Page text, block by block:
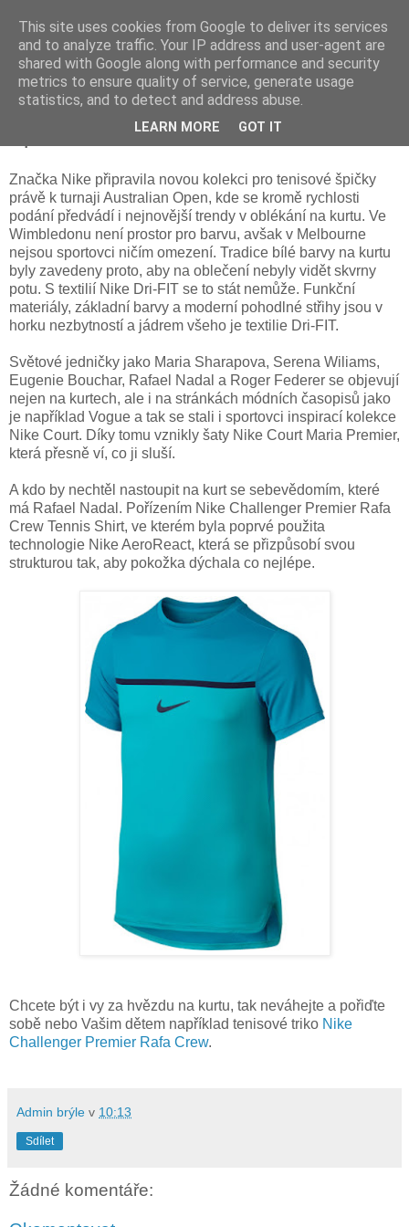
Speciální kolekce Nike
Značka Nike připravila novou kolekci pro tenisové špičky
právě k turnaji Australian Open, kde se kromě rychlosti
podání předvádí i nejnovější trendy v oblékání na kurtu. Ve
Wimbledonu není prostor pro barvu, avšak v Melbourne
nejsou sportovci ničím omezení. Tradice bílé barvy na kurtu
byly zavedeny proto, aby na oblečení nebyly vidět skvrny
potu. S textilií Nike Dri-FIT se to stát nemůže. Funkční
materiály, základní barvy a moderní pohodlné střihy jsou v
horku nezbytností a jádrem všeho je textilie Dri-FIT.
Světové jedničky jako Maria Sharapova, Serena Wiliams,
Eugenie Bouchar, Rafael Nadal a Roger Federer se objevují
nejen na kurtech, ale i na stránkách módních časopisů jako
je například Vogue a tak se stali i sportovci inspirací kolekce
Nike Court. Díky tomu vznikly šaty Nike Court Maria Premier,
která přesně ví, co ji sluší.
A kdo by nechtěl nastoupit na kurt se sebevědomím, které
má Rafael Nadal. Pořízením Nike Challenger Premier Rafa
Crew Tennis Shirt, ve kterém byla poprvé použita
technologie Nike AeroReact, která se přizpůsobí svou
strukturou tak, aby pokožka dýchala co nejlépe.
Chcete být i vy za hvězdu na kurtu, tak neváhejte a pořiďte
sobě nebo Vašim dětem například tenisové triko Nike
Challenger Premier Rafa Crew.
Admin brýle v 10:13
Sdílet
Žádné komentáře:
This site uses cookies from Google to deliver its services
and to analyze traffic. Your IP address and user-agent are
shared with Google along with performance and security
metrics to ensure quality of service, generate usage
statistics, and to detect and address abuse.
LEARN MORE GOT IT